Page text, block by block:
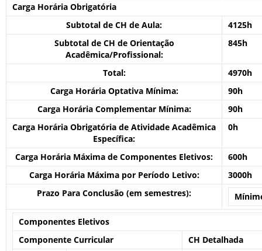
Carga Horária Obrigatória
Subtotal de CH de Aula:
4125h
Subtotal de CH de Orientação
Acadêmica/Profissional:
845h
Total:
4970h
Carga Horária Optativa Mínima:
90h
Carga Horária Complementar Mínima:
90h
Carga Horária Obrigatória de Atividade Acadêmica
Específica:
0h
Carga Horária Máxima de Componentes Eletivos:
600h
Carga Horária Máxima por Período Letivo:
3000h
Prazo Para Conclusão (em semestres):
Componentes Eletivos
Componente Curricular
CH Detalhada